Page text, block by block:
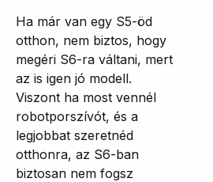
Ha már van egy S5-öd
otthon, nem biztos, hogy
megéri S6-ra váltani, mert
az is igen jó modell.
Viszont ha most vennél
robotporszívót, és a
legjobbat szeretnéd
otthonra, az S6-ban
biztosan nem fogsz